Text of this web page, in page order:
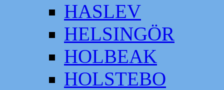
HASLEV
HELSINGÖR
HOLBEAK
HOLSTEBO